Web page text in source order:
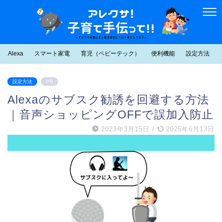
Alexa スマート家電 育児（ベビーテック） 便利機能 設定方法
設定方法 PR
Alexaのサブスク勧誘を回避する方法
｜音声ショッピングOFFで誤加入防止
2023年3月15日 / 2025年6月13日